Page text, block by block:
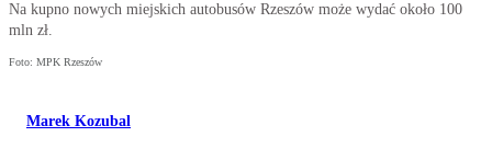
Na kupno nowych miejskich autobusów Rzeszów może wydać około 100
mln zł.
Foto: MPK Rzeszów
Marek Kozubal